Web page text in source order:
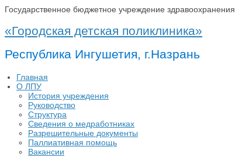
Государственное бюджетное учреждение здравоохранения
«Городская детская поликлиника»
Республика Ингушетия, г.Назрань
Главная
О ЛПУ
История учреждения
Руководство
Структура
Сведения о медработниках
Разрешительные документы
Паллиативная помощь
Вакансии